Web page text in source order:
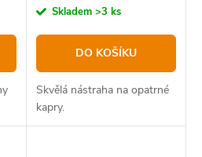
cena:Skladem >3 ks
DO KOŠÍKU
Skvělá nástraha na opatrné
kapry.